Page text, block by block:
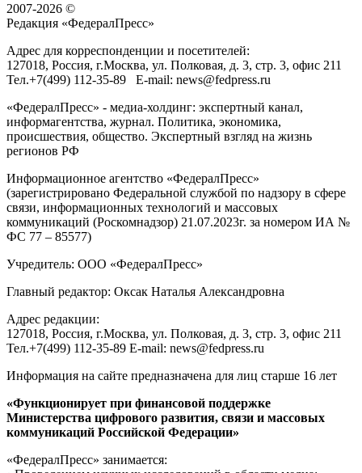
2007-2026 ©
Редакция «ФедералПресс»
Адрес для корреспонденции и посетителей:
127018, Россия, г.Москва, ул. Полковая, д. 3, стр. 3, офис 211
Тел.+7(499) 112-35-89 E-mail: news@fedpress.ru
«ФедералПресс» - медиа-холдинг: экспертный канал,
информагентства, журнал. Политика, экономика,
происшествия, общество. Экспертный взгляд на жизнь
регионов РФ
Информационное агентство «ФедералПресс»
(зарегистрировано Федеральной службой по надзору в сфере
связи, информационных технологий и массовых
коммуникаций (Роскомнадзор) 21.07.2023г. за номером ИА №
ФС 77 – 85577)
Учредитель: ООО «ФедералПресс»
Главный редактор: Оксак Наталья Александровна
Адрес редакции:
127018, Россия, г.Москва, ул. Полковая, д. 3, стр. 3, офис 211
Тел.+7(499) 112-35-89 E-mail: news@fedpress.ru
Информация на сайте предназначена для лиц старше 16 лет
«Функционирует при финансовой поддержке
Министерства цифрового развития, связи и массовых
коммуникаций Российской Федерации»
«ФедералПресс» занимается: